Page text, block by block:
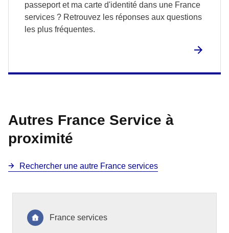
passeport et ma carte d'identité dans une France
services ? Retrouvez les réponses aux questions
les plus fréquentes.
Autres France Service à
proximité
Rechercher une autre France services
France services